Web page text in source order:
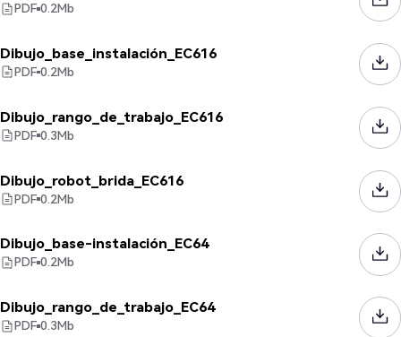
PDF 0.2Mb
Dibujo_base_instalación_EC616
PDF 0.2Mb
Dibujo_rango_de_trabajo_EC616
PDF 0.3Mb
Dibujo_robot_brida_EC616
PDF 0.2Mb
Dibujo_base-instalación_EC64
PDF 0.2Mb
Dibujo_rango_de_trabajo_EC64
PDF 0.3Mb